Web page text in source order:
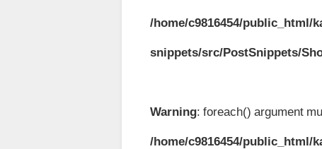
/home/c9816454/public_html/
snippets/src/PostSnippets/
Warning: foreach() argument
/home/c9816454/public_html/